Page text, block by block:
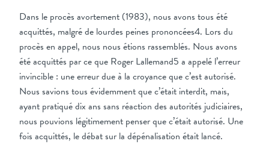
Dans le procès avortement (1983), nous avons tous été
acquittés, malgré de lourdes peines prononcées4. Lors du
procès en appel, nous nous étions rassemblés. Nous avons
été acquittés par ce que Roger Lallemand5 a appelé l’erreur
invincible : une erreur due à la croyance que c’est autorisé.
Nous savions tous évidemment que c’était interdit, mais,
ayant pratiqué dix ans sans réaction des autorités judiciaires,
nous pouvions légitimement penser que c’était autorisé. Une
fois acquittés, le débat sur la dépénalisation était lancé.